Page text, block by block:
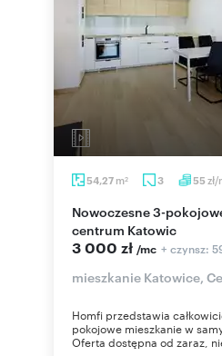
54,27 m2 3 55 zł/
Nowoczesne 3-pokojowe mieszkanie w
centrum Katowic
3 000 zł /mc + czynsz:
mieszkanie Katowice,
Homfi przedstawia
pokojowe mieszkanie w
Oferta dostępna od zaraz,